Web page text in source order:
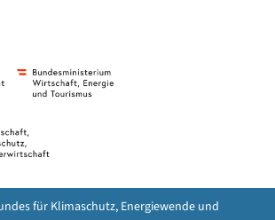
für Klimaschutz, Energiewende und